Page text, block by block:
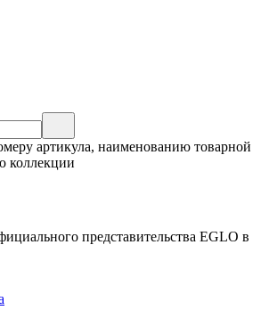
артикула, наименованию товарной
коллекции
представительства EGLO в